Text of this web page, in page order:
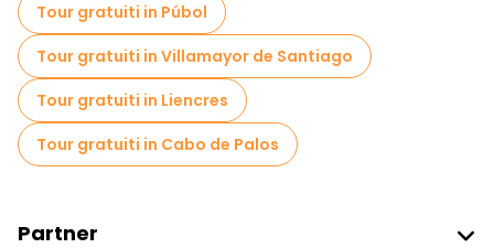
Tour gratuiti in Púbol
Tour gratuiti in Villamayor de Santiago
Tour gratuiti in Liencres
Tour gratuiti in Cabo de Palos
Partner